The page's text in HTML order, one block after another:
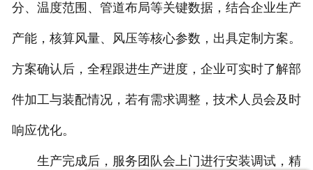
分、温度范围、管道布局等关键数据，结合企业生产
产能，核算风量、风压等核心参数，出具定制方案。
方案确认后，全程跟进生产进度，企业可实时了解部
件加工与装配情况，若有需求调整，技术人员会及时
响应优化。
生产完成后，服务团队会上门进行安装调试，精